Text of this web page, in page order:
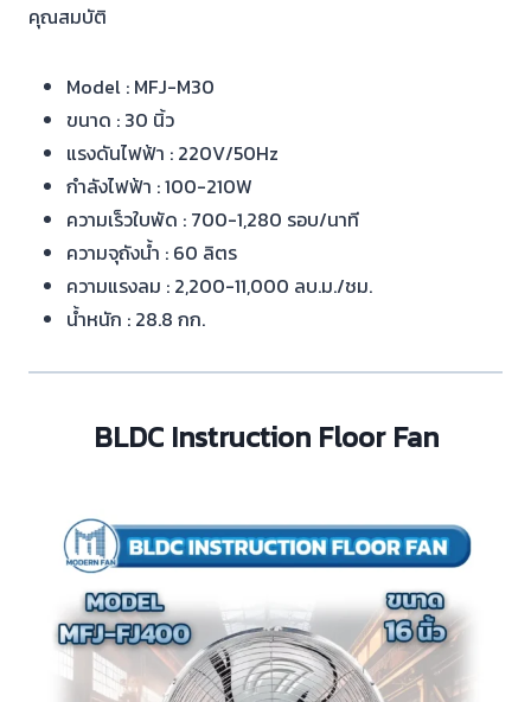
คุณสมบัติ
Model : MFJ-M30
ขนาด : 30 นิ้ว
แรงดันไฟฟ้า : 220V/50Hz
กำลังไฟฟ้า : 100-210W
ความเร็วใบพัด : 700-1,280 รอบ/นาที
ความจุถังน้ำ : 60 ลิตร
ความแรงลม : 2,200-11,000 ลบ.ม./ชม.
น้ำหนัก : 28.8 กก.
BLDC Instruction Floor Fan